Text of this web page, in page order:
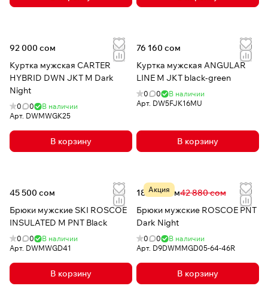
92 000 сом
Куртка мужская CARTER
HYBRID DWN JKT M Dark
Night
0 0
В наличии
Арт. DWMWGK25
В корзину
76 160 сом
Куртка мужская ANGULAR
LINE M JKT black-green
0 0
В наличии
Арт. DW5FJK16MU
В корзину
45 500 сом
Брюки мужские SKI ROSCOE
INSULATED M PNT Black
0 0
В наличии
Арт. DWMWGD41
В корзину
Акция
18 519 сом42 880 сом
Брюки мужские ROSCOE PNT
Dark Night
0 0
В наличии
Арт. D9DWMMGD05-64-46R
В корзину